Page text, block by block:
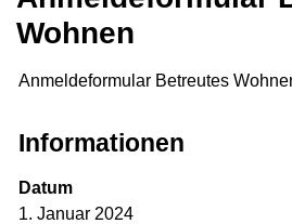
Wohnen
Anmeldeformular Betreutes
Informationen
Datum
1. Januar 2024